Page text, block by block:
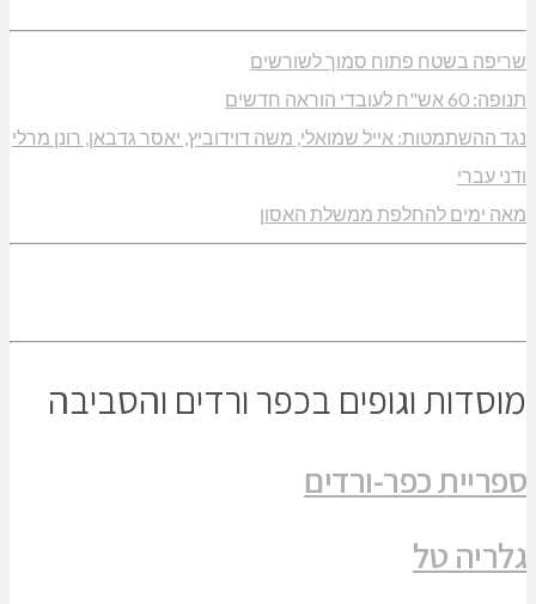
שריפה בשטח פתוח סמוך לשורשים
תנופה: 60 אש"ח לעובדי הוראה חדשים
נגד ההשתמטות: אייל שמואלי, משה דוידוביץ, יאסר גדבאן, רונן מרלי
ודני עברי
מאה ימים להחלפת ממשלת האסון
מוסדות וגופים בכפר ורדים והסביבה
ספריית כפר-ורדים
גלריה טל